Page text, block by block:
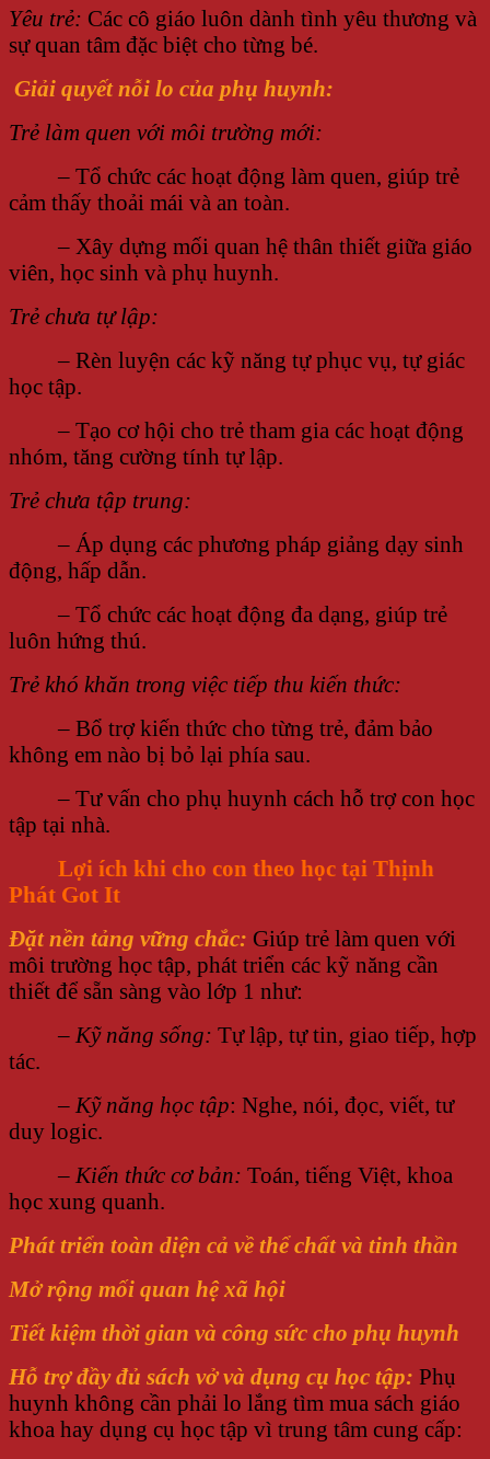
Yêu trẻ: Các cô giáo luôn dành tình yêu thương và
sự quan tâm đặc biệt cho từng bé.
Giải quyết nỗi lo của phụ huynh:
Trẻ làm quen với môi trường mới:
– Tổ chức các hoạt động làm quen, giúp trẻ
cảm thấy thoải mái và an toàn.
– Xây dựng mối quan hệ thân thiết giữa giáo
viên, học sinh và phụ huynh.
Trẻ chưa tự lập:
– Rèn luyện các kỹ năng tự phục vụ, tự giác
học tập.
– Tạo cơ hội cho trẻ tham gia các hoạt động
nhóm, tăng cường tính tự lập.
Trẻ chưa tập trung:
– Áp dụng các phương pháp giảng dạy sinh
động, hấp dẫn.
– Tổ chức các hoạt động đa dạng, giúp trẻ
luôn hứng thú.
Trẻ khó khăn trong việc tiếp thu kiến thức:
– Bổ trợ kiến thức cho từng trẻ, đảm bảo
không em nào bị bỏ lại phía sau.
– Tư vấn cho phụ huynh cách hỗ trợ con học
tập tại nhà.
Lợi ích khi cho con theo học tại Thịnh
Phát Got It
Đặt nền tảng vững chắc: Giúp trẻ làm quen với
môi trường học tập, phát triển các kỹ năng cần
thiết để sẵn sàng vào lớp 1 như:
– Kỹ năng sống: Tự lập, tự tin, giao tiếp, hợp
tác.
– Kỹ năng học tập: Nghe, nói, đọc, viết, tư
duy logic.
– Kiến thức cơ bản: Toán, tiếng Việt, khoa
học xung quanh.
Phát triển toàn diện cả về thể chất và tinh thần
Mở rộng mối quan hệ xã hội
Tiết kiệm thời gian và công sức cho phụ huynh
Hỗ trợ đầy đủ sách vở và dụng cụ học tập: Phụ
huynh không cần phải lo lắng tìm mua sách giáo
khoa hay dụng cụ học tập vì trung tâm cung cấp: